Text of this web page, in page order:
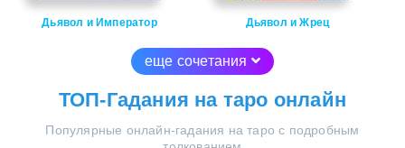
Дьявол и Император Дьявол и Жрец
еще сочетания
ТОП-Гадания на таро онлайн
Популярные онлайн-гадания на таро с подробным